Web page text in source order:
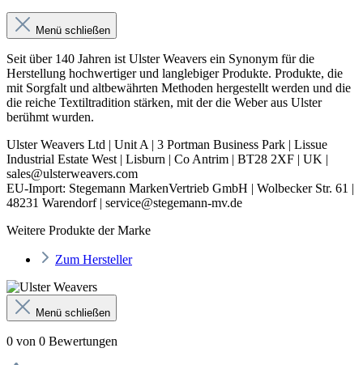
Menü schließen
Seit über 140 Jahren ist Ulster Weavers ein Synonym für die
Herstellung hochwertiger und langlebiger Produkte. Produkte, die
mit Sorgfalt und altbewährten Methoden hergestellt werden und die
die reiche Textiltradition stärken, mit der die Weber aus Ulster
berühmt wurden.
Ulster Weavers Ltd | Unit A | 3 Portman Business Park | Lissue
Industrial Estate West | Lisburn | Co Antrim | BT28 2XF | UK |
sales@ulsterweavers.com
EU-Import: Stegemann MarkenVertrieb GmbH | Wolbecker Str. 61 |
48231 Warendorf | service@stegemann-mv.de
Weitere Produkte der Marke
Zum Hersteller
Menü schließen
0 von 0 Bewertungen